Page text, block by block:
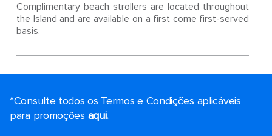
Complimentary beach strollers are located throughout
the Island and are available on a first come first-served
basis.
*Consulte todos os Termos e Condições aplicáveis ​​
para promoções aqui..